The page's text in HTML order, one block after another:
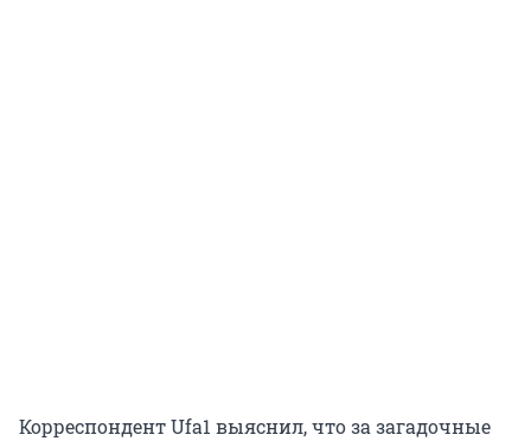
Корреспондент Ufa1 выяснил, что за загадочные